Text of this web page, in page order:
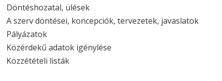
Döntéshozatal, ülések
A szerv döntései, koncepciók, tervezetek, javaslatok
Pályázatok
Közérdekű adatok igénylése
Közzétételi listák